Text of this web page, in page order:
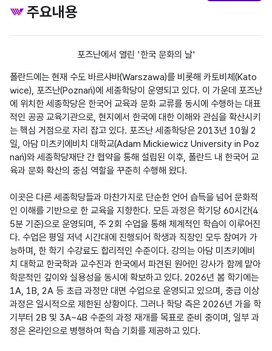
주요내용
포즈난에서 열린 '한국 문화의 날'
폴란드에는 현재 수도 바르샤바(Warszawa)를 비롯해 카토비체(Kato
wice), 포즈난(Poznań)에 세종학당이 운영되고 있다. 이 가운데 포즈난
에 위치한 세종학당은 한국어 교육과 문화 교류를 동시에 수행하는 대표
적인 공공 교육기관으로, 현지에서 한국에 대한 이해와 관심을 확산시키
는 핵심 거점으로 자리 잡고 있다. 포즈난 세종학당은 2013년 10월 2
일, 아담 미츠키에비치 대학교(Adam Mickiewicz University in Poz
nań)와 세종학당재단 간 협약을 통해 설립된 이후, 폴란드 내 한국어 교
육과 문화 확산의 중심 역할을 꾸준히 수행해 왔다.
이곳은 다른 세종학당들과 마찬가지로 단순한 언어 습득을 넘어 문화적
인 이해를 기반으로 한 교육을 지향한다. 모든 과정은 학기당 60시간(4
5분 기준)으로 운영되며, 주 2회 수업을 통해 체계적인 학습이 이루어진
다. 수업은 평일 저녁 시간대에 진행되어 학생과 직장인 모두 참여가 가
능하며, 한 학기 수강료도 합리적인 수준이다. 강의는 아담 미츠키에비
치 대학교 한국학과 교수진과 한국에서 파견된 원어민 강사가 함께 맡아
학문적인 깊이와 실용성을 동시에 확보하고 있다. 2026년 봄 학기에는
1A, 1B, 2A 등 초급 과정만 대면 수업으로 운영되고 있으며, 중급 이상
과정은 일시적으로 제한된 상황이다. 그러나 학당 측은 2026년 가을 학
기부터 2B 및 3A~4B 수준의 과정 재개를 목표로 준비 중이며, 일부 과
정은 온라인으로 병행하여 학습 기회를 제공하고 있다.